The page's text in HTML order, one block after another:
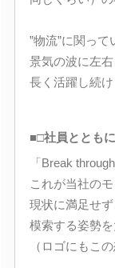
”物流”に関って
景気の波に左
長く活躍し続け
■□社員ととも
「Break
これが当社のモ
現状に満足せ
模索する姿勢を
（ロゴにもこ